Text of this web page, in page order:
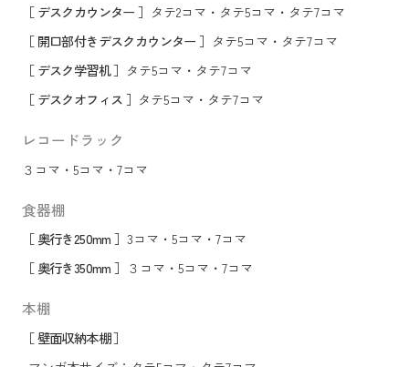
［ デスクカウンター ］ タテ2コマ ・ タテ5コマ ・ タテ7コマ
［ 開口部付きデスクカウンター ］ タテ5コマ ・ タテ7コマ
［ デスク学習机 ］ タテ5コマ ・ タテ7コマ
［ デスクオフィス ］ タテ5コマ ・ タテ7コマ
レコードラック
３コマ ・ 5コマ ・ 7コマ
食器棚
［ 奥行き250mm ］ 3コマ ・ 5コマ ・ 7コマ
［ 奥行き350mm ］ ３コマ ・ 5コマ ・ 7コマ
本棚
［ 壁面収納本棚 ］